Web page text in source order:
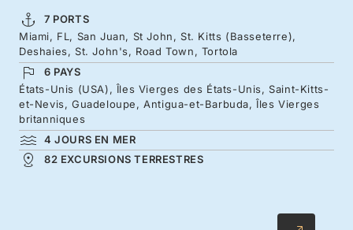
Miami vous emmène vers les parcs nationaux
luxuriants et les plages de sable étincelantes
de Saint-Jean, dans les îles Vierges des États-
Unis. Lézardez sur les rivages dorés de Saint-
Christophe et explorez les paysages
verdoyants de la Guadeloupe. Votre aventure
se termine au milieu des voiliers des îles
7 PORTS
Miami, FL, San Juan, St John, St. Kitts (Basseterre),
Deshaies, St. John's, Road Town, Tortola
6 PAYS
États-Unis (USA), Îles Vierges des États-Unis, Saint-Kitts-
et-Nevis, Guadeloupe, Antigua-et-Barbuda, Îles Vierges
britanniques
4 JOURS EN MER
82 EXCURSIONS TERRESTRES